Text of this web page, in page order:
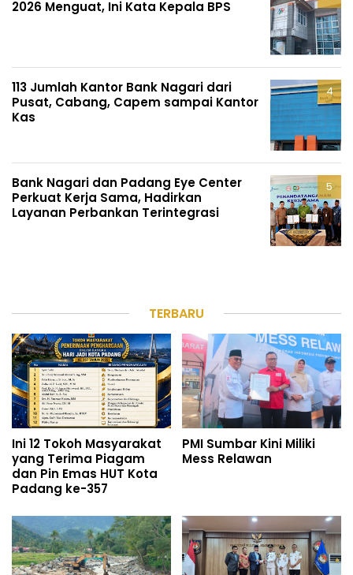
2026 Menguat, Ini Kata Kepala BPS
113 Jumlah Kantor Bank Nagari dari
Pusat, Cabang, Capem sampai Kantor
Kas
Bank Nagari dan Padang Eye Center
Perkuat Kerja Sama, Hadirkan
Layanan Perbankan Terintegrasi
TERBARU
Ini 12 Tokoh Masyarakat
yang Terima Piagam
dan Pin Emas HUT Kota
Padang ke-357
PMI Sumbar Kini Miliki
Mess Relawan